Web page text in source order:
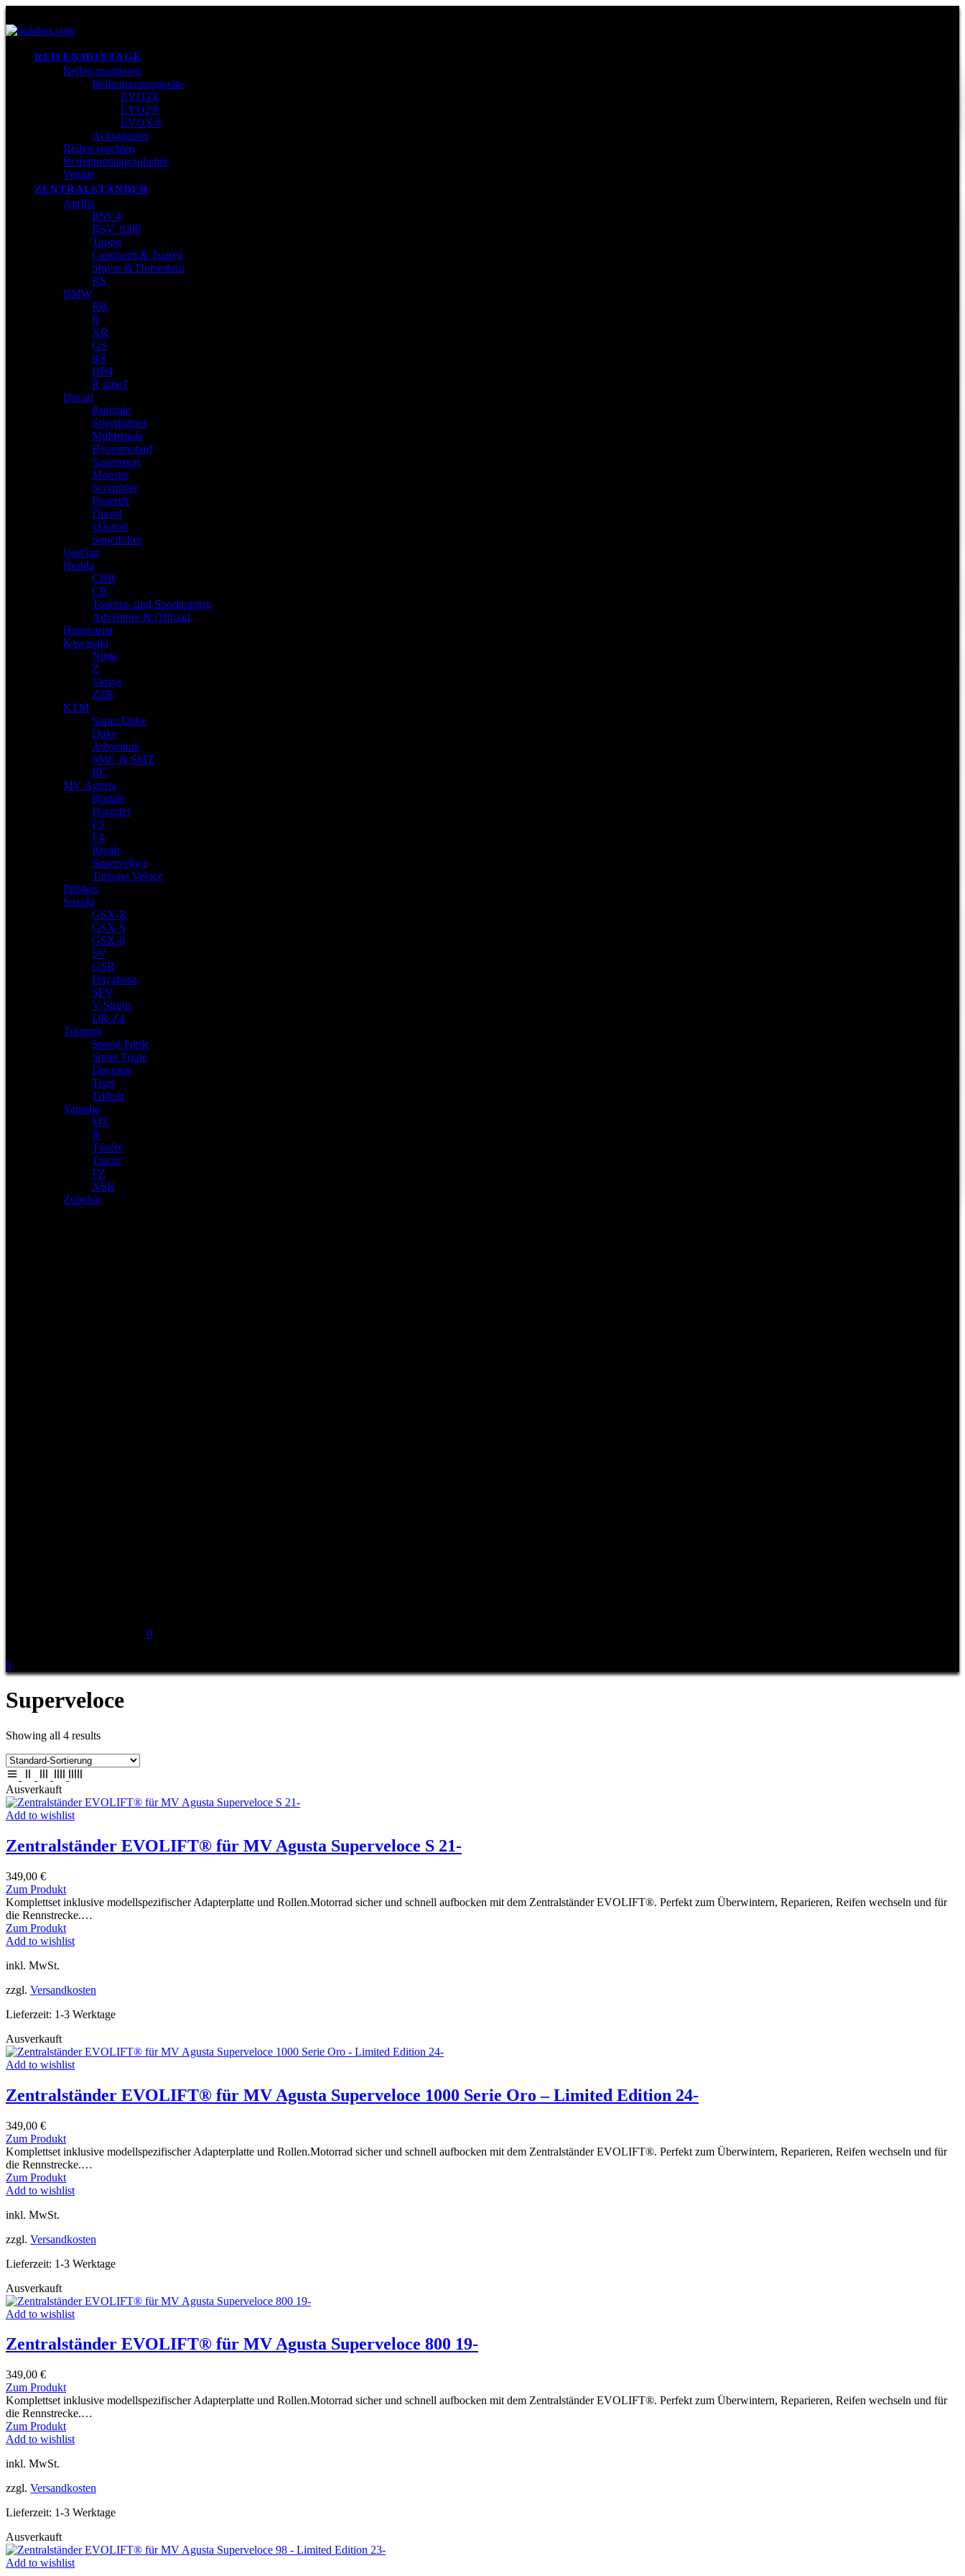
REIFENMONTAGE
Reifen montieren
Reifenmontiergeräte
EVO3®
EVO2®
EVOX®
Achsadapter
Reifen wuchten
Reifenmontagezubehör
Ventile
ZENTRALSTÄNDER
Aprilia
RSV4
RSV 1000
Tuono
Caponord & Tuareg
Shiver & Dorsoduro
RS
BMW
RR
R
XR
GS
RS
HP4
R nineT
Ducati
Panigale
Streetfighter
Multistrada
Hypermotard
Supersport
Monster
Scrambler
DesertX
Diavel
xDiavel
Superbikes
GasGas
Honda
CBR
CB
Touring- und Sporttouring
Adventure & Offroad
Husqvarna
Kawasaki
Ninja
Z
Versys
ZZR
KTM
Super Duke
Duke
Adventure
SMC & SMT
RC
MV Agusta
Brutale
Dragster
F3
F4
Rivale
Superveloce
Turismo Veloce
Pitbikes
Suzuki
GSX-R
GSX-S
GSX-8
SV
GSR
Hayabusa
SFV
V-Strom
DR-Z4
Triumph
Speed Triple
Street Triple
Daytona
Tiger
Trident
Yamaha
MT
R
Ténéré
Tracer
FZ
XSR
Zubehör
0
0
Superveloce
Showing all 4 results
Ausverkauft
Add to wishlist
Zentralständer EVOLIFT® für MV Agusta Superveloce S 21-
349,00 €
Zum ProduktDieses
Produkt
weist
mehrere
Varianten
können
der
werden
Komplettset inklusive modellspezifischer Adapterplatte und Rollen.Motorrad sicher und schnell aufbocken mit dem Zentralständer EVOLIFT®. Perfekt zum Überwintern, Reparieren, Reifen wechseln und für
die Rennstrecke.…
Zum ProduktDieses
Produkt
auf.
Optionen
der
Produktseite
werden
Add to wishlist
inkl. MwSt.
zzgl. Versandkosten
Lieferzeit: 1-3 Werktage
Ausverkauft
Add to wishlist
Zentralständer EVOLIFT® für MV Agusta Superveloce 1000 Serie Oro – Limited Edition 24-
349,00 €
Zum ProduktDieses
Produkt
weist
mehrere
Varianten
können
der
werden
Komplettset inklusive modellspezifischer Adapterplatte und Rollen.Motorrad sicher und schnell aufbocken mit dem Zentralständer EVOLIFT®. Perfekt zum Überwintern, Reparieren, Reifen wechseln und für
die Rennstrecke.…
Zum ProduktDieses
Produkt
auf.
Optionen
der
Produktseite
werden
Add to wishlist
inkl. MwSt.
zzgl. Versandkosten
Lieferzeit: 1-3 Werktage
Ausverkauft
Add to wishlist
Zentralständer EVOLIFT® für MV Agusta Superveloce 800 19-
349,00 €
Zum ProduktDieses
Produkt
weist
mehrere
Varianten
können
der
werden
Komplettset inklusive modellspezifischer Adapterplatte und Rollen.Motorrad sicher und schnell aufbocken mit dem Zentralständer EVOLIFT®. Perfekt zum Überwintern, Reparieren, Reifen wechseln und für
die Rennstrecke.…
Zum ProduktDieses
Produkt
auf.
Optionen
der
Produktseite
Add to wishlist
inkl. MwSt.
zzgl. Versandkosten
Lieferzeit: 1-3 Werktage
Ausverkauft
Add to wishlist